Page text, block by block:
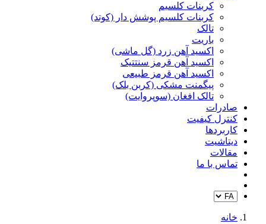
کربنات کلسیم
کربنات کلسیم پوشش دار (کوتد)
تالک
باریت
اکسید آهن زرد (گل ماشی)
اکسید آهن قرمز سنتتیک
اکسید آهن قرمز طبیعی
پیگمنت مشکی (کربن بلک)
تالک افغان (سوپروایت)
صادرات
کنترل کیفیت
کاربردها
دیتاشیت
مقالات
تماس با ما
خانه